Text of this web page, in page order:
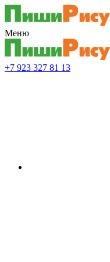
Меню
+7 923 327 81 13